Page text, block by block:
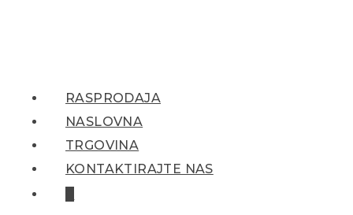
RASPRODAJA
NASLOVNA
TRGOVINA
KONTAKTIRAJTE NAS